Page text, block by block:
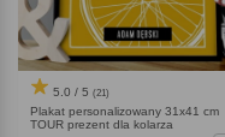
5.0 / 5 (21)
Plakat personalizowany 31x41 cm
TOUR prezent dla kolarza